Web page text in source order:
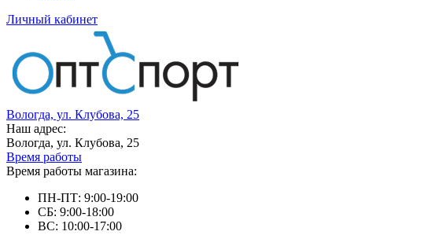
Личный кабинет
Вологда, ул. Клубова, 25
Наш адрес:
Вологда, ул. Клубова, 25
Время работы
Время работы магазина:
ПН-ПТ: 9:00-19:00
СБ: 9:00-18:00
ВС: 10:00-17:00